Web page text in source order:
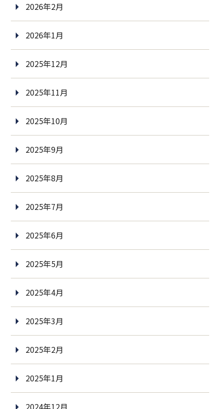
2026年2月
2026年1月
2025年12月
2025年11月
2025年10月
2025年9月
2025年8月
2025年7月
2025年6月
2025年5月
2025年4月
2025年3月
2025年2月
2025年1月
2024年12月